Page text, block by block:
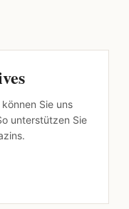
Sie uns
unterstützen Sie